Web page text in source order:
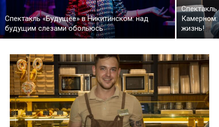
Спектакль «Будущее» в Никитинском: над
будущим слезами обольюсь
Камерном:
жизнь!